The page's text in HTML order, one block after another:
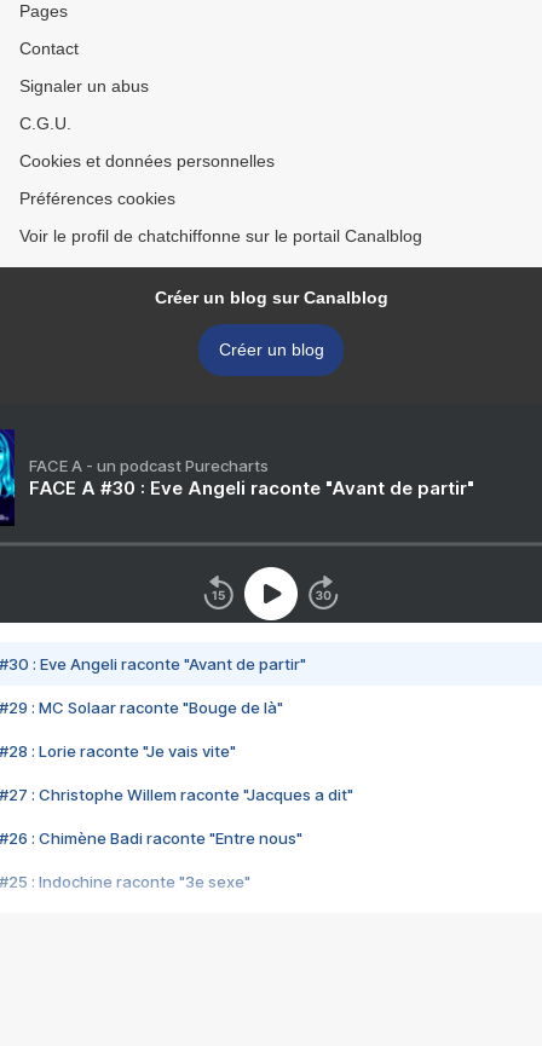
Pages
Contact
Signaler un abus
C.G.U.
Cookies et données personnelles
Préférences cookies
Voir le profil de chatchiffonne sur le portail Canalblog
Créer un blog sur Canalblog
Créer un blog
FACE A - un podcast Purecharts
FACE A #30 : Eve Angeli raconte "Avant de partir"
#30 : Eve Angeli raconte "Avant de partir"
#29 : MC Solaar raconte "Bouge de là"
#28 : Lorie raconte "Je vais vite"
#27 : Christophe Willem raconte "Jacques a dit"
#26 : Chimène Badi raconte "Entre nous"
#25 : Indochine raconte "3e sexe"